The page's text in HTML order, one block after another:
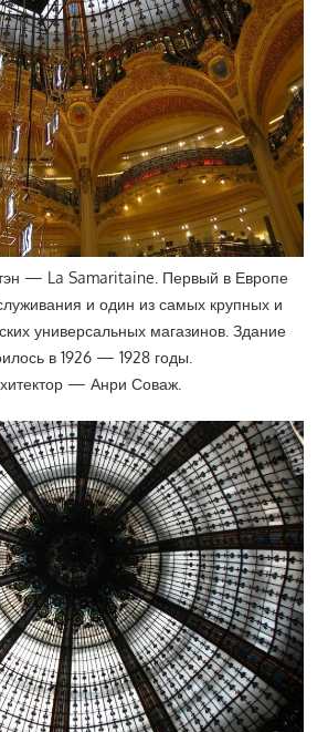
— La Samaritaine. Первый в Европе
и один из самых крупных и
универсальных магазинов. Здание
в 1926 — 1928 годы.
— Анри Соваж.